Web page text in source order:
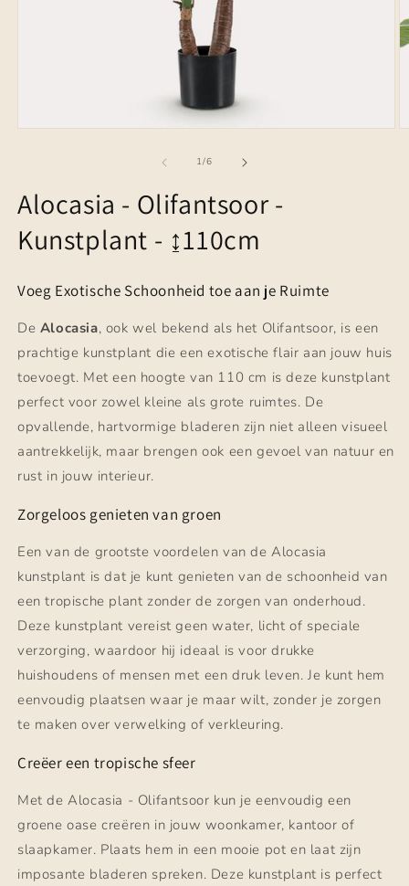
1/van
6
Alocasia - Olifantsoor -
Kunstplant - ↨110cm
Voeg Exotische Schoonheid toe aan je Ruimte
De Alocasia, ook wel bekend als het Olifantsoor, is een
prachtige kunstplant die een exotische flair aan jouw huis
toevoegt. Met een hoogte van 110 cm is deze kunstplant
perfect voor zowel kleine als grote ruimtes. De
opvallende, hartvormige bladeren zijn niet alleen visueel
aantrekkelijk, maar brengen ook een gevoel van natuur en
rust in jouw interieur.
Zorgeloos genieten van groen
Een van de grootste voordelen van de Alocasia
kunstplant is dat je kunt genieten van de schoonheid van
een tropische plant zonder de zorgen van onderhoud.
Deze kunstplant vereist geen water, licht of speciale
verzorging, waardoor hij ideaal is voor drukke
huishoudens of mensen met een druk leven. Je kunt hem
eenvoudig plaatsen waar je maar wilt, zonder je zorgen
te maken over verwelking of verkleuring.
Creëer een tropische sfeer
Met de Alocasia - Olifantsoor kun je eenvoudig een
groene oase creëren in jouw woonkamer, kantoor of
slaapkamer. Plaats hem in een mooie pot en laat zijn
imposante bladeren spreken. Deze kunstplant is perfect